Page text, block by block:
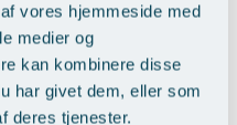
vores hjemmeside med
medier og
kan kombinere disse
har givet dem, eller som
deres tjenester.
tindingeløft